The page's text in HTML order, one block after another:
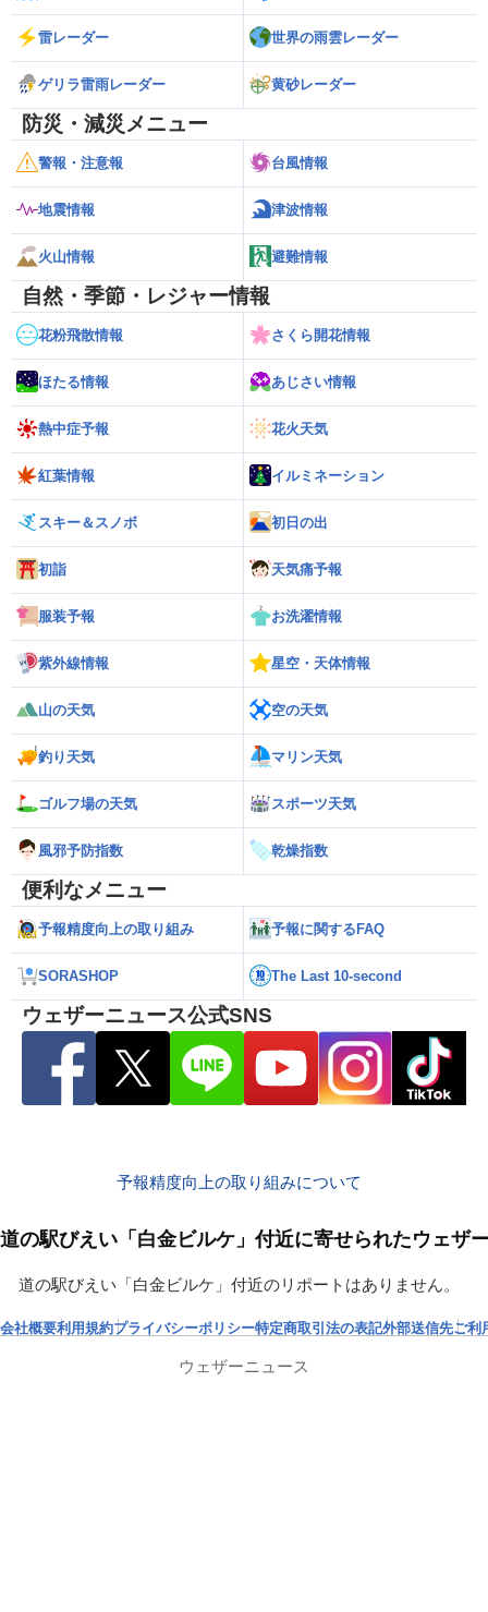
雷レーダー 世界の雨雲レーダー
ゲリラ雷雨レーダー 黄砂レーダー
防災・減災メニュー
警報・注意報 台風情報
地震情報 津波情報
火山情報 避難情報
自然・季節・レジャー情報
花粉飛散情報 さくら開花情報
ほたる情報 あじさい情報
熱中症予報 花火天気
紅葉情報 イルミネーション
スキー＆スノボ 初日の出
初詣 天気痛予報
服装予報 お洗濯情報
紫外線情報 星空・天体情報
山の天気 空の天気
釣り天気 マリン天気
ゴルフ場の天気 スポーツ天気
風邪予防指数 乾燥指数
便利なメニュー
予報精度向上の取り組み 予報に関するFAQ
SORASHOP The Last 10-second
ウェザーニュース公式SNS
予報精度向上の取り組みについて
道の駅びえい「白金ビルケ」付近に寄せられたウェザ
道の駅びえい「白金ビルケ」付近のリポートはありません。
会社概要利用規約プライバシーポリシー特定商取引法の表記外部送信先ご利
ウェザーニュース